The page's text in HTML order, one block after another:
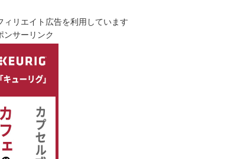
ィリエイト広告を利用しています
ンサーリンク